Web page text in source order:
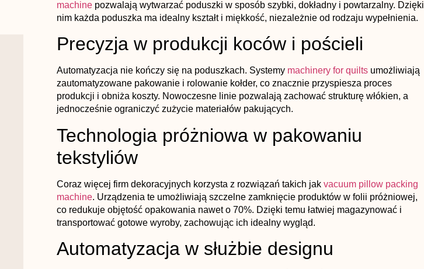
machinepozwalają wytwarzać poduszki w sposób szybki, dokładny i powtarzalny. Dzięki
nim każda poduszka ma idealny kształt i miękkość, niezależnie od rodzaju wypełnienia.
Precyzja w produkcji koców i pościeli
Automatyzacja nie kończy się na poduszkach. Systemy machinery for quiltsumożliwiają
zautomatyzowane pakowanie i rolowanie kołder, co znacznie przyspiesza proces
produkcji i obniża koszty. Nowoczesne linie pozwalają zachować strukturę włókien, a
jednocześnie ograniczyć zużycie materiałów pakujących.
Technologia próżniowa w pakowaniu
tekstyliów
Coraz więcej firm dekoracyjnych korzysta z rozwiązań takich jak vacuum pillow packing
machine. Urządzenia te umożliwiają szczelne zamknięcie produktów w folii próżniowej,
co redukuje objętość opakowania nawet o 70%. Dzięki temu łatwiej magazynować i
transportować gotowe wyroby, zachowując ich idealny wygląd.
Automatyzacja w służbie designu